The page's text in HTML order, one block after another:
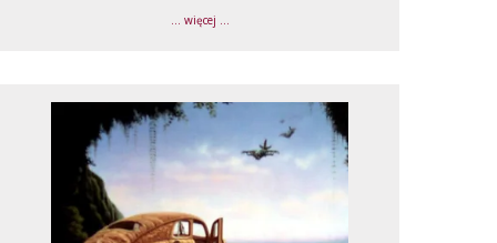
... więcej ...